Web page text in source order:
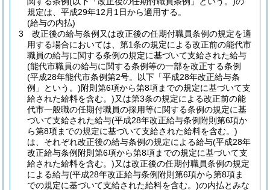
規定は、平成29年12月1日から適用する。
(給与の内払)
3
改正後の給与条例又は改正後の任期付職員条例の規定を適
用する場合においては、第1条の規定による改正前の能代市
職員の給与に関する条例の規定に基づいて支給された給与
(能代市職員の給与に関する条例等の一部を改正する条例
(平成28年能代市条例第2号。以下「平成28年改正給与条
例」という。)附則第6項から第8項までの規定に基づいて支
給された給料を含む。)又は第3条の規定による改正前の能
代市一般職の任期付職員の採用等に関する条例の規定に基
づいて支給された給与(平成28年改正給与条例附則第6項か
ら第8項までの規定に基づいて支給された給料を含む。)
は、それぞれ改正後の給与条例の規定による給与(平成28年
改正給与条例附則第6項から第8項までの規定に基づいて支
給された給料を含む。)又は改正後の任期付職員条例の規定
による給与(平成28年改正給与条例附則第6項から第8項ま
での規定に基づいて支給された給料を含む。)の内払とみな